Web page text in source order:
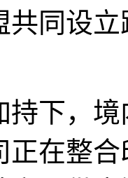
共同设
下，境
正在整